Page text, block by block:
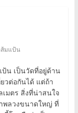
มแป้น
น เป็นวัดที่อยู่ด้าน
วต่อกันได้ แต่ถ้า
เมตร สิ่งที่น่าสนใจ
พลวงขนาดใหญ่ ที่